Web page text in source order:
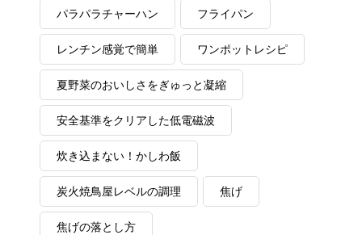
パラパラチャーハン フライパン
レンチン感覚で簡単 ワンポットレシピ
夏野菜のおいしさをぎゅっと凝縮
安全基準をクリアした低電磁波
炊き込まない！かしわ飯
炭火焼鳥屋レベルの調理 焦げ
焦げの落とし方